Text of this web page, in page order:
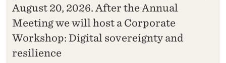
August 20, 2026. After the Annual
Meeting we will host a Corporate
Workshop: Digital sovereignty and
resilience